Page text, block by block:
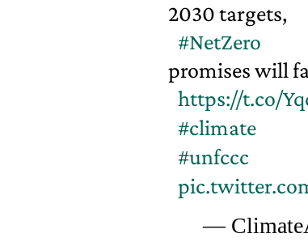
2030 targets,
#NetZero
promises will
https://t.co/
#climate
#unfccc
—